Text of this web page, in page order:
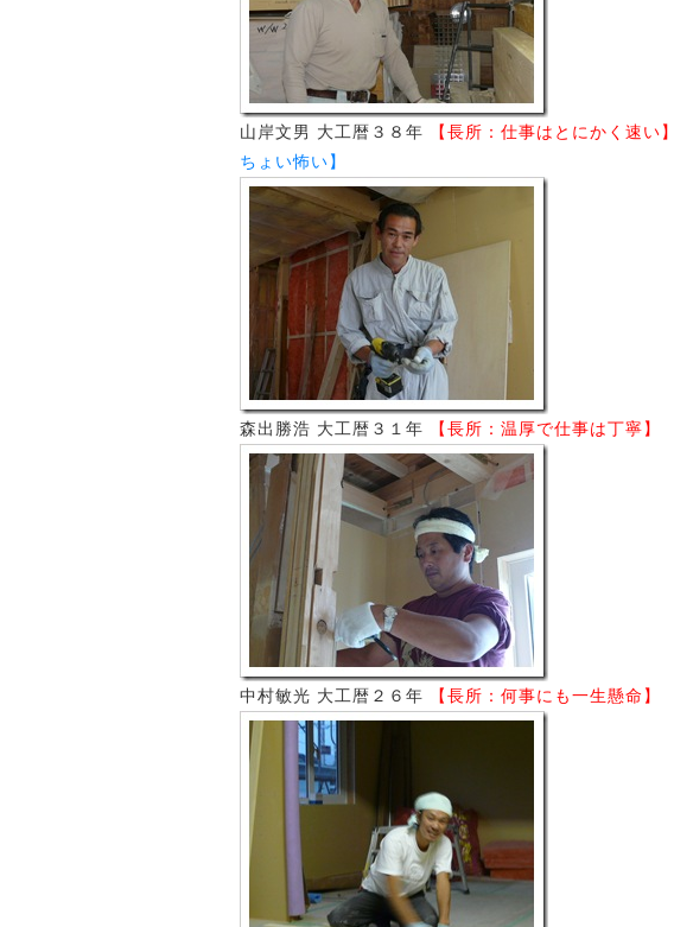
山岸文男 大工暦３８年 【長所：仕事はとにかく速い】
ちょい怖い】
森出勝浩 大工暦３１年 【長所：温厚で仕事は丁寧】
中村敏光 大工暦２６年 【長所：何事にも一生懸命】